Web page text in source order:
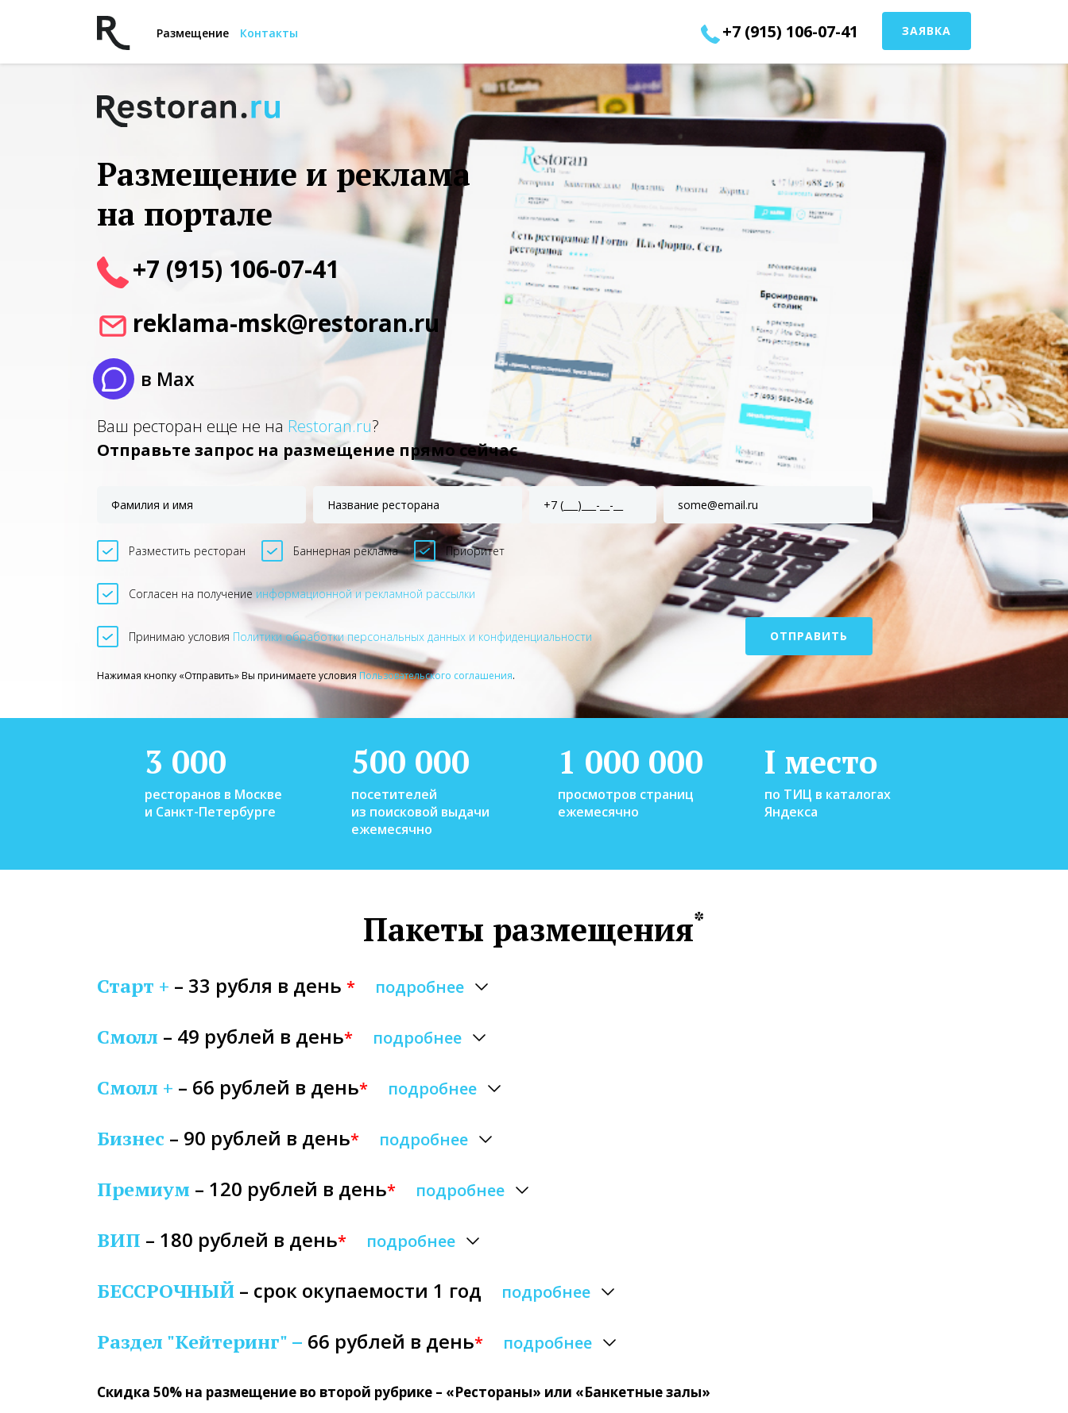
Размещение Контакты ЗАЯВКА
+7 (915) 106-07-41
Размещение и реклама
на портале
+7 (915) 106-07-41
reklama-msk@restoran.ru
в Max
Ваш ресторан еще не на Restoran.ru?
Отправьте запрос на размещение прямо сейчас
Разместить ресторан Баннерная реклама Приоритет
Согласен на получение информационной и рекламной рассылки
Принимаю условия Политики обработки персональных данных и конфиденциальности
Нажимая кнопку «Отправить» Вы принимаете условияПользовательского соглашения.
3 000
ресторанов в Москве
и Санкт-Петербурге
500 000
посетителей
из поисковой выдачи
ежемесячно
1 000 000
просмотров страниц
ежемесячно
I место
по ТИЦ в каталогах
Яндекса
Пакеты размещения*
Старт + – 33 рубля в день * подробнее
Смолл – 49 рублей в день* подробнее
Смолл + – 66 рублей в день* подробнее
Бизнес – 90 рублей в день* подробнее
Премиум – 120 рублей в день* подробнее
ВИП – 180 рублей в день* подробнее
БЕССРОЧНЫЙ – срок окупаемости 1 год подробнее
Раздел "Кейтеринг" – 66 рублей в день* подробнее
Скидка 50% на размещение во второй рубрике – «Рестораны» или «Банкетные залы»